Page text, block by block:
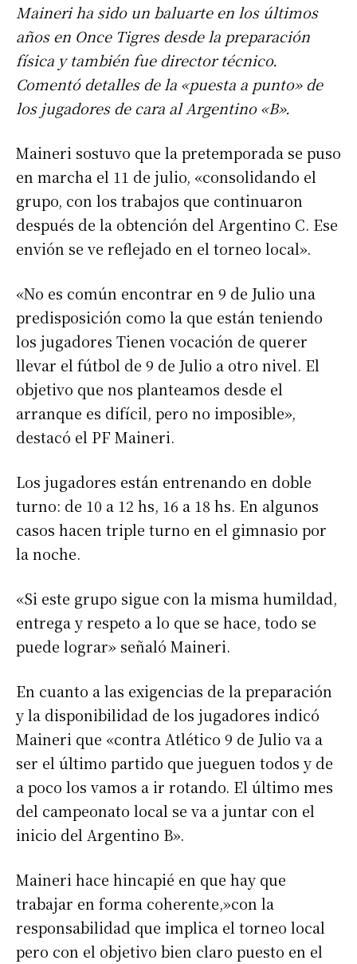
Maineri ha sido un baluarte en los últimos
años en Once Tigres desde la preparación
física y también fue director técnico.
Comentó detalles de la «puesta a punto» de
los jugadores de cara al Argentino «B».
Maineri sostuvo que la pretemporada se puso
en marcha el 11 de julio, «consolidando el
grupo, con los trabajos que continuaron
después de la obtención del Argentino C. Ese
envión se ve reflejado en el torneo local».
«No es común encontrar en 9 de Julio una
predisposición como la que están teniendo
los jugadores Tienen vocación de querer
llevar el fútbol de 9 de Julio a otro nivel. El
objetivo que nos planteamos desde el
arranque es difícil, pero no imposible»,
destacó el PF Maineri.
Los jugadores están entrenando en doble
turno: de 10 a 12 hs, 16 a 18 hs. En algunos
casos hacen triple turno en el gimnasio por
la noche.
«Si este grupo sigue con la misma humildad,
entrega y respeto a lo que se hace, todo se
puede lograr» señaló Maineri.
En cuanto a las exigencias de la preparación
y la disponibilidad de los jugadores indicó
Maineri que «contra Atlético 9 de Julio va a
ser el último partido que jueguen todos y de
a poco los vamos a ir rotando. El último mes
del campeonato local se va a juntar con el
inicio del Argentino B».
Maineri hace hincapié en que hay que
trabajar en forma coherente,»con la
responsabilidad que implica el torneo local
pero con el objetivo bien claro puesto en el